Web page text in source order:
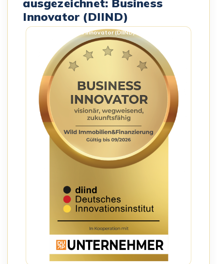
Innovator (DIIND)
Business Innovator (DIIND) – Siegel